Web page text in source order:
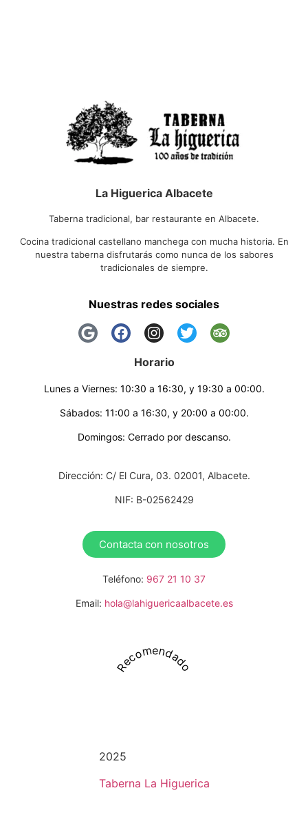
La Higuerica Albacete
Taberna tradicional, bar restaurante en Albacete.
Cocina tradicional castellano manchega con mucha historia. En
nuestra taberna disfrutarás como nunca de los sabores
tradicionales de siempre.
Nuestras redes sociales
Horario
Lunes a Viernes: 10:30 a 16:30, y 19:30 a 00:00.
Sábados: 11:00 a 16:30, y 20:00 a 00:00.
Domingos: Cerrado por descanso.
Dirección: C/ El Cura, 03. 02001, Albacete.
NIF: B-02562429
Contacta con nosotros
Teléfono: 967 21 10 37
Email: hola@lahiguericaalbacete.es
Recomendado
2025
Taberna La Higuerica